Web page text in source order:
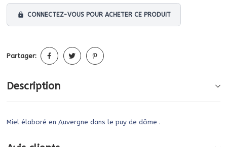
lock CONNECTEZ-VOUS POUR ACHETER CE PRODUIT
Partager:
Description
Miel élaboré en Auvergne dans le puy de dôme .